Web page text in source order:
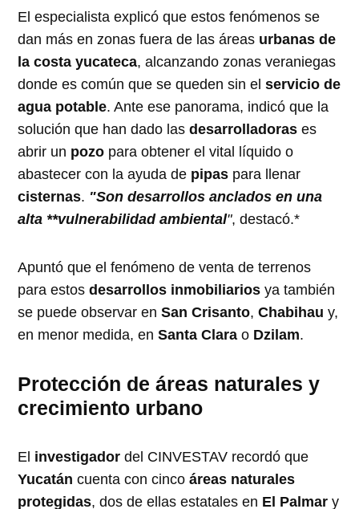
El especialista explicó que estos fenómenos se
dan más en zonas fuera de las áreas urbanas de
la costa yucateca, alcanzando zonas veraniegas
donde es común que se queden sin elservicio de
agua potable. Ante ese panorama, indicó que la
solución que han dado lasdesarrolladoras es
abrir un pozo para obtener el vital líquido o
abastecer con la ayuda de pipas para llenar
cisternas. "Son desarrollos anclados en una
alta **vulnerabilidad ambiental", destacó.*
Apuntó que el fenómeno de venta de terrenos
para estosdesarrollos inmobiliarios ya también
se puede observar enSan Crisanto,Chabihau y,
en menor medida, enSanta Clara o Dzilam.
Protección de áreas naturales y
crecimiento urbano
El investigador del CINVESTAV recordó que
Yucatán cuenta con cincoáreas naturales
protegidas, dos de ellas estatales en El Palmar y